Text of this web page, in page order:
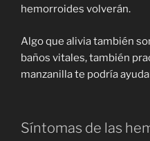
hemorroides volverán.
Algo que alivia también
baños vitales, también
manzanilla te podría
Síntomas de las